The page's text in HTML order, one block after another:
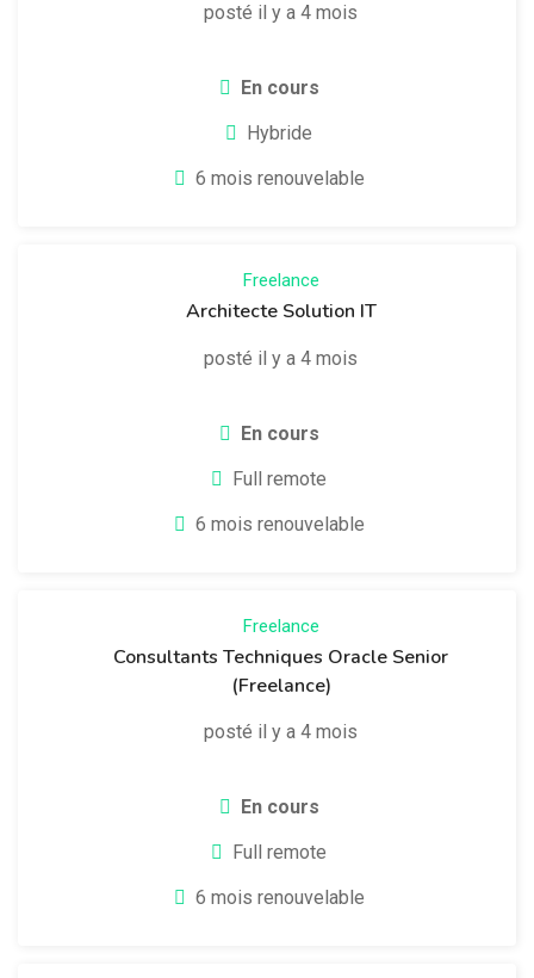
posté il y a 4 mois
En cours
Hybride
6 mois renouvelable
Freelance
Architecte Solution IT
posté il y a 4 mois
En cours
Full remote
6 mois renouvelable
Freelance
Consultants Techniques Oracle Senior
(Freelance)
posté il y a 4 mois
En cours
Full remote
6 mois renouvelable